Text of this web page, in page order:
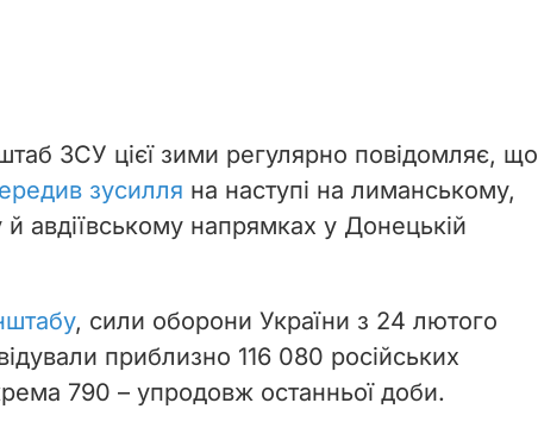
ЗСУ цієї зими регулярно повідомляє, що
зусилля на наступі на лиманському,
авдіївському напрямках у Донецькій
, сили оборони України з 24 лютого
приблизно 116 080 російських
790 – упродовж останньої доби.